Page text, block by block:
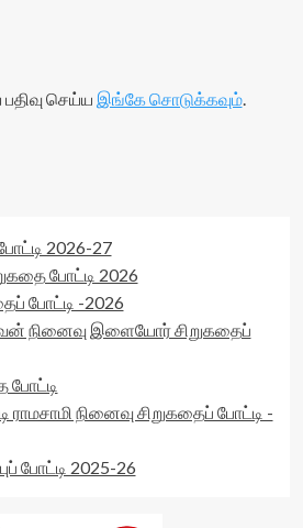
செய்ய இங்கே சொடுக்கவும்.
2026-27
போட்டி 2026
போட்டி -2026
நினைவு இளையோர் சிறுகதைப்
போட்டி
நினைவு சிறுகதைப் போட்டி -
போட்டி 2025-26